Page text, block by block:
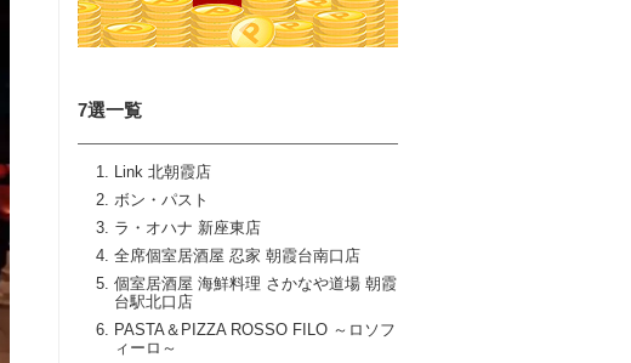
7選一覧
Link 北朝霞店
ボン・パスト
ラ・オハナ 新座東店
全席個室居酒屋 忍家 朝霞台南口店
個室居酒屋 海鮮料理 さかなや道場 朝霞
台駅北口店
PASTA＆PIZZA ROSSO FILO ～ロソフ
ィーロ～